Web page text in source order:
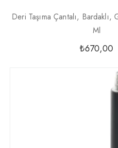
Deri Taşıma Çantalı, Bardaklı,
Ml
₺670,00